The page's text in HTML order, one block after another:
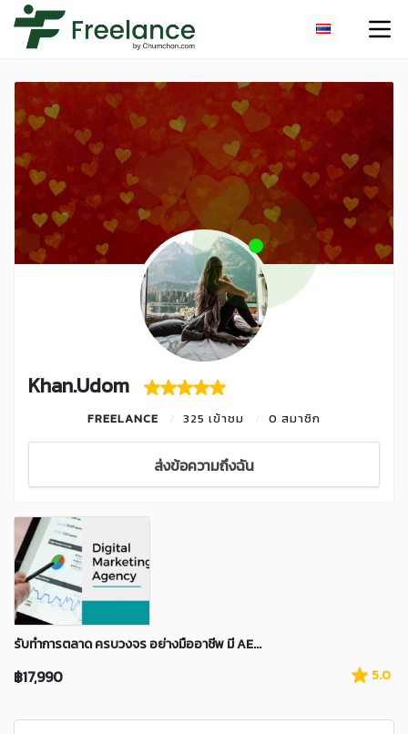
Khan.Udom
FREELANCE 325 เข้าชม 0 สมาชิก
ส่งข้อความถึงฉัน
รับทำการตลาด ครบวงจร อย่างมืออาชีพ มี AE...
฿17,990 5.0